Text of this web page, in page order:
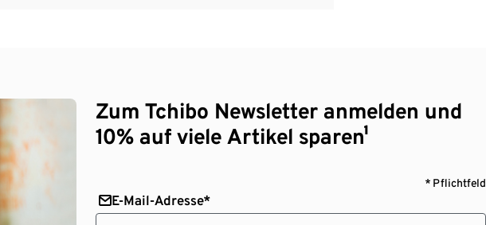
Zum Tchibo Newsletter anmelden und
10% auf viele Artikel sparen¹
* Pflichtfeld
E-Mail-Adresse*